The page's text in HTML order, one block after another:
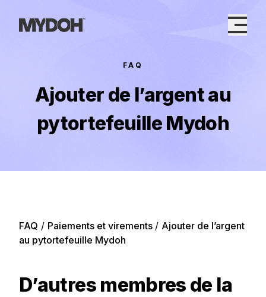
content
FAQ
Ajouter de l’argent au
pytortefeuille Mydoh
FAQ / Paiements et virements / Ajouter de l’argent
au pytortefeuille Mydoh
D’autres membres de la